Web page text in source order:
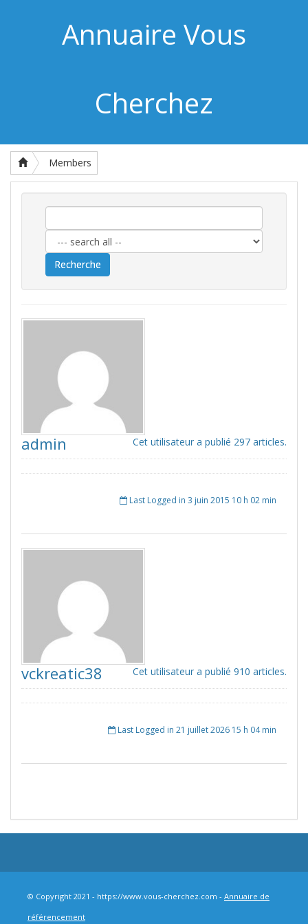
Annuaire Vous
Cherchez
Members
Cet utilisateur a publié 297 articles.
admin
Last Logged in 3 juin 2015 10 h 02 min
Cet utilisateur a publié 910 articles.
vckreatic38
Last Logged in 21 juillet 2026 15 h 04 min
© Copyright 2021 - https://www.vous-cherchez.com - Annuaire de
référencement